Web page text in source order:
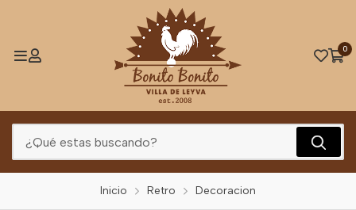
0
Inicio Retro Decoracion